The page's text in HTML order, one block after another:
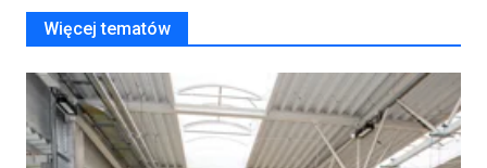
Więcej tematów